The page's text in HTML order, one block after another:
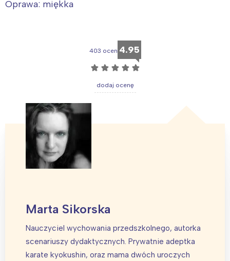
Oprawa: miękka
403 ocen 4.95
☆ ☆ ☆ ☆ ☆
dodaj ocenę
Marta Sikorska
Nauczyciel wychowania przedszkolnego, autorka
scenariuszy dydaktycznych. Prywatnie adeptka
karate kyokushin, oraz mama dwóch uroczych